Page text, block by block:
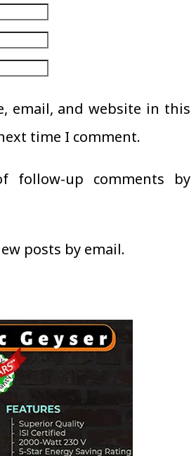
email, and website in this
time I comment.
follow-up comments by
posts by email.